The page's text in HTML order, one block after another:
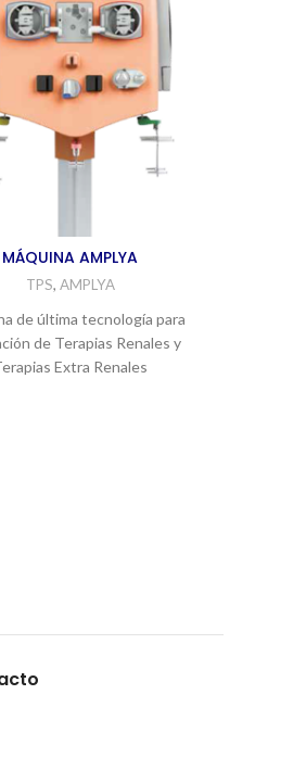
MÁQUINA AMPLYA
TPS, AMPLYA
de última tecnología para
de Terapias Renales y
Extra Renales